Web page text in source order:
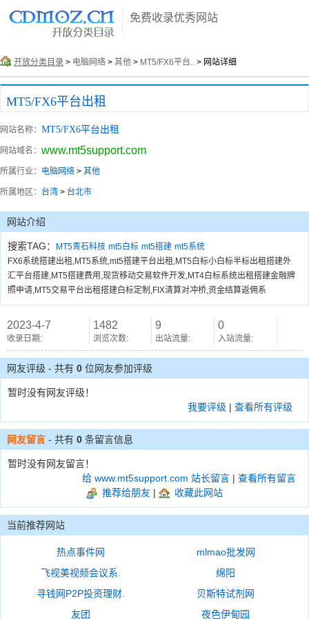
免费收录优秀网站
开放分类目录 > 电脑网络 > 其他 > MT5/FX6平台.. > 网站详细
MT5/FX6平台出租
网站名称： MT5/FX6平台出租
网站域名： www.mt5support.com
所属行业： 电脑网络 > 其他
所属地区： 台湾 > 台北市
网站介绍
搜索TAG： MT5青石科技 mt5白标 mt5搭建 mt5系统
FX6系统搭建出租,MT5系统,mt5搭建平台出租,MT5白标小白标半标出租搭建外
汇平台搭建,MT5搭建费用,现货移动交易软件开发,MT4白标系统出租搭建金融牌
照申请,MT5交易平台出租搭建白标定制,FIX清算对冲桥,资金结算返佣系
2023-4-7
收录日期:
1482
浏览次数:
9
出站流量:
0
入站流量:
网友评级 - 共有 0 位网友参加评级
暂时没有网友评级！
我要评级 | 查看所有评级
网友留言 - 共有 0 条留言信息
暂时没有网友留言！
给 www.mt5support.com 站长留言 | 查看所有留言
推荐给朋友 | 收藏此网站
当前推荐网站
热点事件网
mlmao批发网
飞视美视频会议系.
绵阳
寻钱网P2P投资理财.
贝斯特试剂网
友团
夜色伊甸园